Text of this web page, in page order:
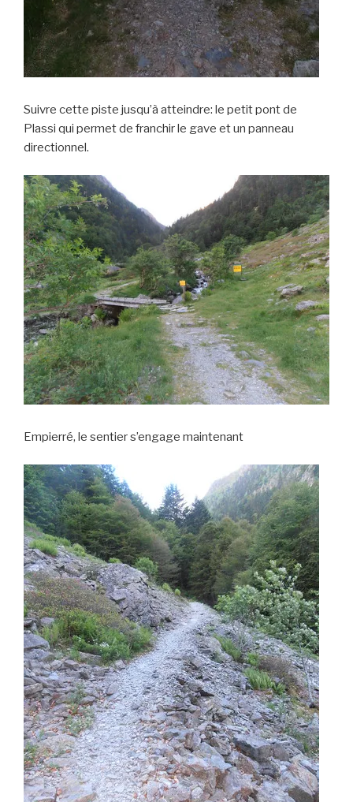
Suivre cette piste jusqu’à atteindre: le petit pont de
Plassi qui permet de franchir le gave et un panneau
directionnel.
Empierré, le sentier s’engage maintenant